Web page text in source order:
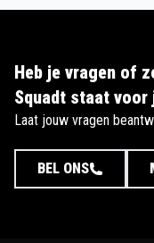
Heb je vragen of
Squadt staat voor
Laat jouw vragen
BEL ONS